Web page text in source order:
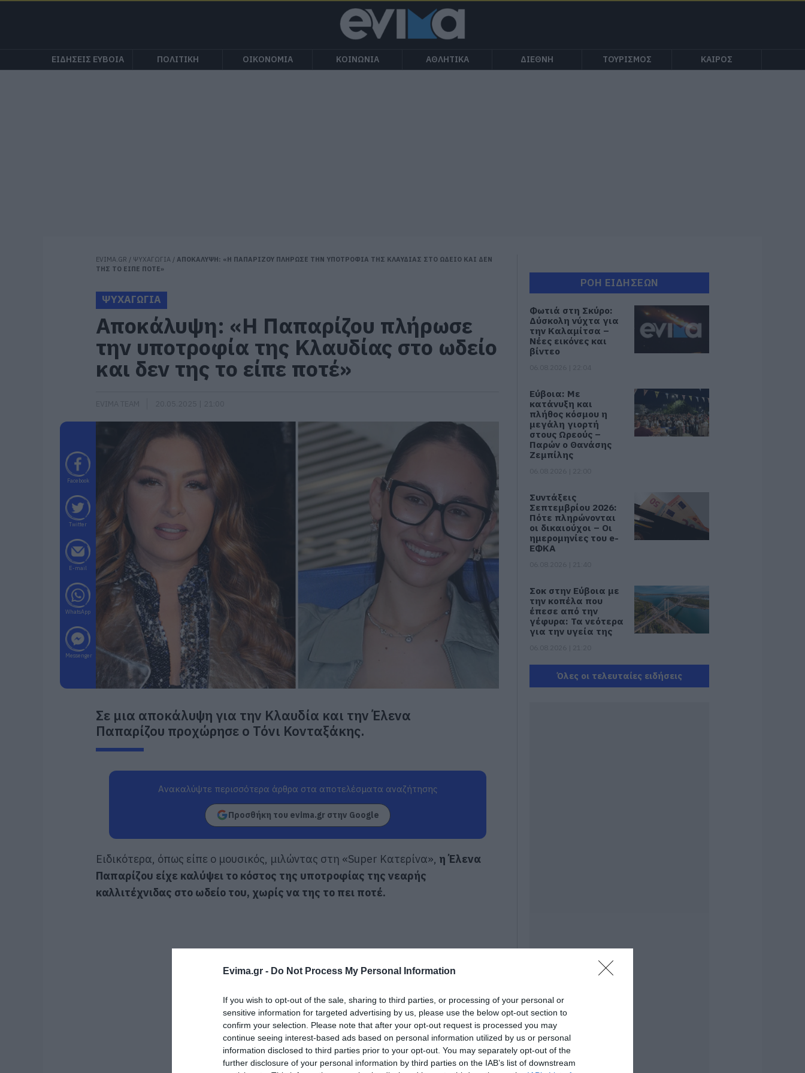
Evima.gr - Do Not Process My Personal Information
If you wish to opt-out of the sale, sharing to third parties, or processing of your personal or
sensitive information for targeted advertising by us, please use the below opt-out section to
confirm your selection. Please note that after your opt-out request is processed you may
continue seeing interest-based ads based on personal information utilized by us or personal
information disclosed to third parties prior to your opt-out. You may separately opt-out of the
further disclosure of your personal information by third parties on the IAB’s list of downstream
ΕΙΔΗΣΕΙΣ ΕΥΒΟΙΑ ΠΟΛΙΤΙΚΗ ΟΙΚΟΝΟΜΙΑ ΚΟΙΝΩΝΙΑ ΑΘΛΗΤΙΚΑ ΔΙΕΘΝΗ ΤΟΥΡΙΣΜΟΣ ΚΑΙΡΟΣ
EVIMA.GR / ΨΥΧΑΓΩΓΙΑ / ΑΠΟΚΑΛΥΨΗ: «Η ΠΑΠΑΡΙΖΟΥ ΠΛΗΡΩΣΕ ΤΗΝ ΥΠΟΤΡΟΦΙΑ ΤΗΣ ΚΛΑΥΔΙΑΣ ΣΤΟ ΩΔΕΙΟ ΚΑΙ ΔΕΝ
ΤΗΣ ΤΟ ΕΙΠΕ ΠΟΤΕ»
ΨΥΧΑΓΩΓΙΑ
Αποκάλυψη: «Η Παπαρίζου πλήρωσε
την υποτροφία της Κλαυδίας στο ωδείο
και δεν της το είπε ποτέ»
Facebook
Twitter
E-mail
WhatsApp
Messenger
Σε μια αποκάλυψη για την Κλαυδία και την Έλενα
Παπαρίζου προχώρησε ο Τόνι Κονταξάκης.
Ανακαλύψτε περισσότερα άρθρα στα αποτελέσματα αναζήτησης
Προσθήκη του evima.gr στην Google
Ειδικότερα, όπως είπε ο μουσικός, μιλώντας στη «Super Κατερίνα», η Έλενα
Παπαρίζου είχε καλύψει το κόστος της υποτροφίας της νεαρής
καλλιτέχνιδας στο ωδείο του, χωρίς να της το πει ποτέ.
ΡΟΗ ΕΙΔΗΣΕΩΝ
Φωτιά στη Σκύρο:
Δύσκολη νύχτα για
την Καλαμίτσα –
Νέες εικόνες και
βίντεο
Εύβοια: Με
κατάνυξη και
πλήθος κόσμου η
μεγάλη γιορτή
στους Ωρεούς –
Παρών ο Θανάσης
Ζεμπίλης
Συντάξεις
Σεπτεμβρίου 2026:
Πότε πληρώνονται
οι δικαιούχοι – Οι
ημερομηνίες του e-
ΕΦΚΑ
Σοκ στην Εύβοια με
την κοπέλα που
έπεσε από την
γέφυρα: Τα νεότερα
για την υγεία της
Νεότερα για τη
Φωτιά στη Σκύρο:
θα κάνετε το τέλειο
Θρήνος στην Εύβοια:
Έφυγε από τη ζωή ο
37χρονος που είχε
τροχαίο με
αγριογούρουνο
Όλες οι τελευταίες ειδήσεις